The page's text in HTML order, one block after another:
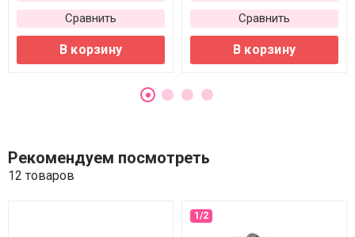
Сравнить
В корзину
Сравнить
В корзину
Рекомендуем посмотреть
12 товаров